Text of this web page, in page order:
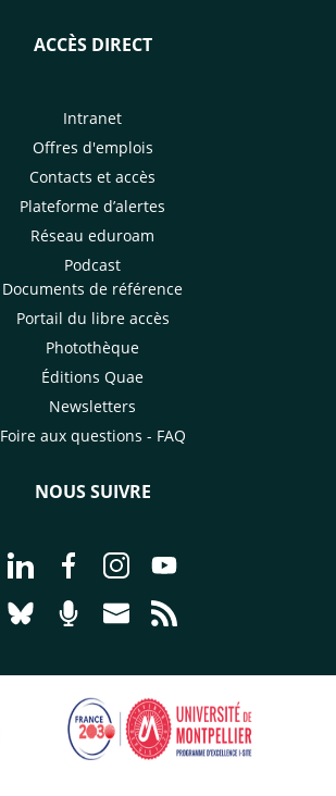
ACCÈS DIRECT
Intranet
Offres d'emplois
Contacts et accès
Plateforme d’alertes
Réseau eduroam
Podcast
Documents de référence
Portail du libre accès
Photothèque
Éditions Quae
Newsletters
Foire aux questions - FAQ
NOUS SUIVRE
Aller à la page Nous suivre sur
Aller à la page Nous suivre sur
Aller à la page Nous
Aller à la page
Aller à la page Nous suivre sur
Aller à la page Nourrir le
Aller à la page Nous